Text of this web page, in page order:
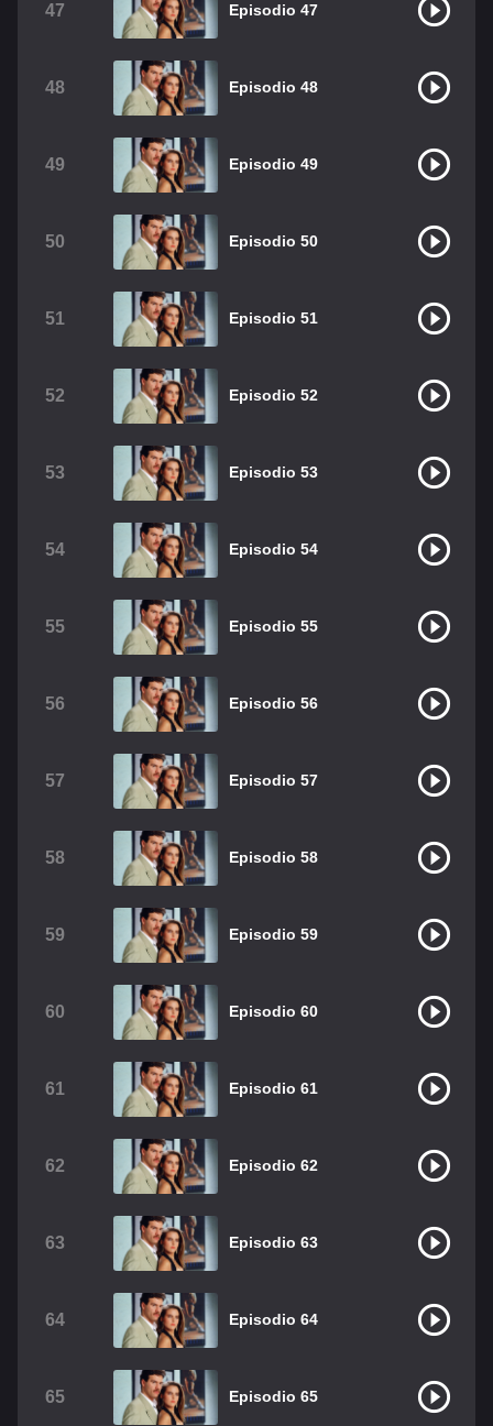
47 Episodio 47
48 Episodio 48
49 Episodio 49
50 Episodio 50
51 Episodio 51
52 Episodio 52
53 Episodio 53
54 Episodio 54
55 Episodio 55
56 Episodio 56
57 Episodio 57
58 Episodio 58
59 Episodio 59
60 Episodio 60
61 Episodio 61
62 Episodio 62
63 Episodio 63
64 Episodio 64
65 Episodio 65